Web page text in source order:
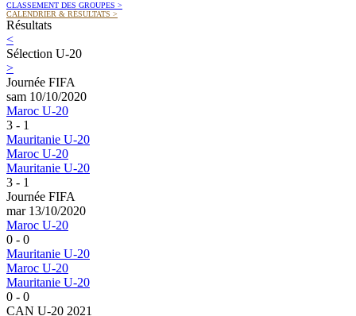
CLASSEMENT DES GROUPES >
CALENDRIER & RÉSULTATS >
Résultats
<
Sélection U-20
>
Journée FIFA
sam 10/10/2020
Maroc U-20
3 - 1
Mauritanie U-20
Maroc U-20
Mauritanie U-20
3 - 1
Journée FIFA
mar 13/10/2020
Maroc U-20
0 - 0
Mauritanie U-20
Maroc U-20
Mauritanie U-20
0 - 0
CAN U-20 2021